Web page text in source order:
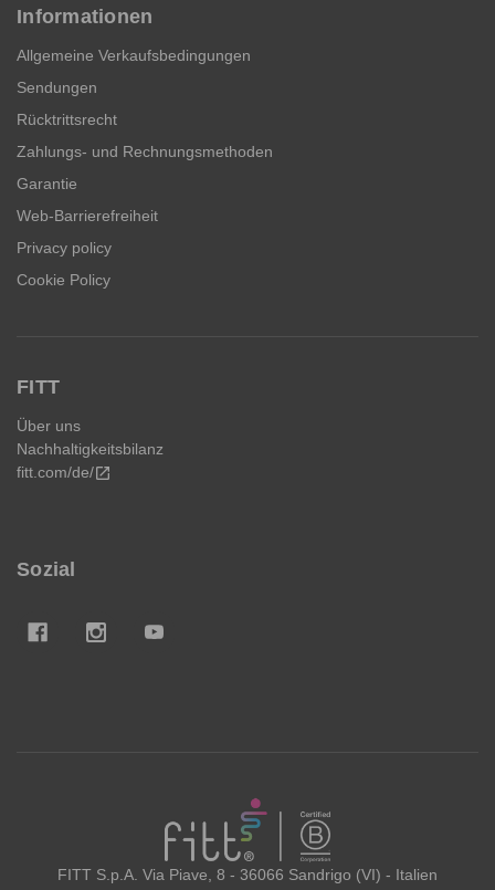
Informationen
Allgemeine Verkaufsbedingungen
Sendungen
Rücktrittsrecht
Zahlungs- und Rechnungsmethoden
Garantie
Web-Barrierefreiheit
Privacy policy
Cookie Policy
FITT
Über uns
Nachhaltigkeitsbilanz
fitt.com/de/open_in_new
Sozial
FITT
FITT S.p.A. Via Piave, 8 - 36066 Sandrigo (VI) - Italien